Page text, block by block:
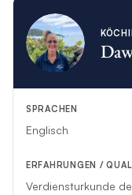
SPRACHEN
Englisch
ERFAHRUNGEN /
Verdiensturkunde